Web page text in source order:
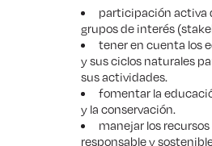
participación activa
grupos de interés
tener en cuenta los
y sus ciclos naturales
sus actividades.
fomentar la
y la conservación.
manejar los
responsable y